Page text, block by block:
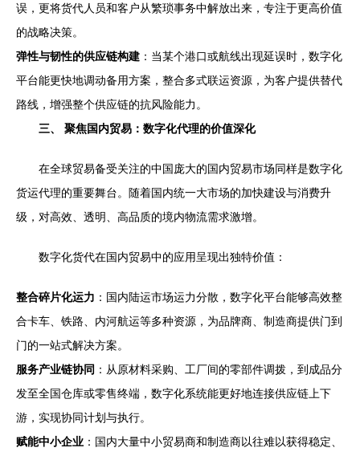
误，更将货代人员和客户从繁琐事务中解放出来，专注于更高价值
的战略决策。
弹性与韧性的供应链构建 ：当某个港口或航线出现延误时，数字化
平台能更快地调动备用方案，整合多式联运资源，为客户提供替代
路线，增强整个供应链的抗风险能力。
三、 聚焦国内贸易：数字化代理的价值深化
在全球贸易备受关注的中国庞大的国内贸易市场同样是数字化
货运代理的重要舞台。随着国内统一大市场的加快建设与消费升
级，对高效、透明、高品质的境内物流需求激增。
数字化货代在国内贸易中的应用呈现出独特价值：
整合碎片化运力 ：国内陆运市场运力分散，数字化平台能够高效整
合卡车、铁路、内河航运等多种资源，为品牌商、制造商提供门到
门的一站式解决方案。
服务产业链协同 ：从原材料采购、工厂间的零部件调拨，到成品分
发至全国仓库或零售终端，数字化系统能更好地连接供应链上下
游，实现协同计划与执行。
赋能中小企业 ：国内大量中小贸易商和制造商以往难以获得稳定、